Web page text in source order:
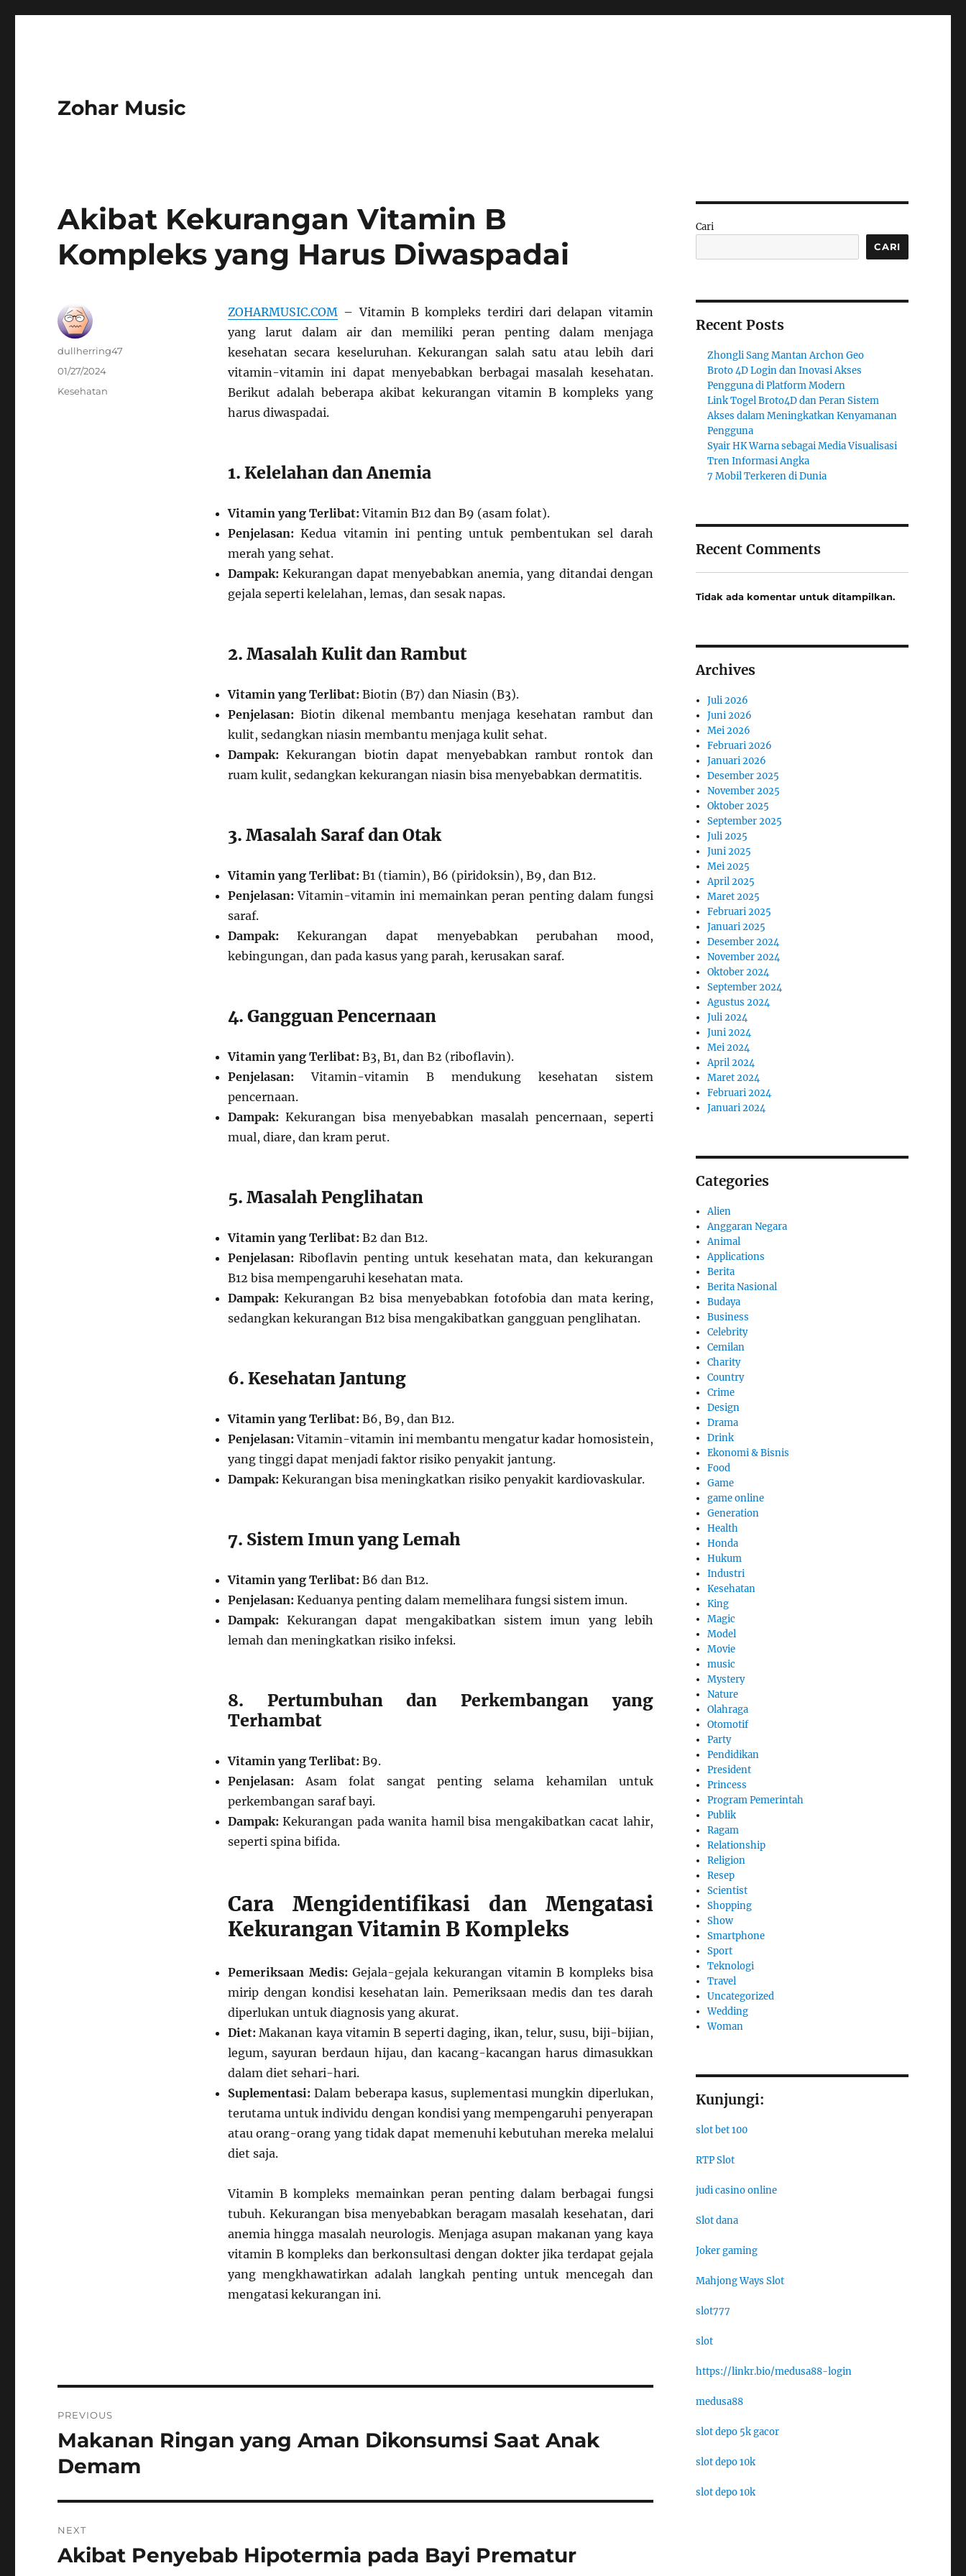
Zohar Music
Akibat Kekurangan Vitamin B
Kompleks yang Harus Diwaspadai
ZOHARMUSIC.COM– Vitamin B kompleks terdiri dari delapan vitamin
yang larut dalam air dan memiliki peran penting dalam menjaga
kesehatan secara keseluruhan. Kekurangan salah satu atau lebih dari
vitamin-vitamin ini dapat menyebabkan berbagai masalah kesehatan.
Berikut adalah beberapa akibat kekurangan vitamin B kompleks yang
harus diwaspadai.
1. Kelelahan dan Anemia
Vitamin yang Terlibat: Vitamin B12 dan B9 (asam folat).
Penjelasan: Kedua vitamin ini penting untuk pembentukan sel darah
merah yang sehat.
Dampak: Kekurangan dapat menyebabkan anemia, yang ditandai dengan
gejala seperti kelelahan, lemas, dan sesak napas.
2. Masalah Kulit dan Rambut
Vitamin yang Terlibat: Biotin (B7) dan Niasin (B3).
Penjelasan: Biotin dikenal membantu menjaga kesehatan rambut dan
kulit, sedangkan niasin membantu menjaga kulit sehat.
Dampak: Kekurangan biotin dapat menyebabkan rambut rontok dan
ruam kulit, sedangkan kekurangan niasin bisa menyebabkan dermatitis.
3. Masalah Saraf dan Otak
Vitamin yang Terlibat: B1 (tiamin), B6 (piridoksin), B9, dan B12.
Penjelasan: Vitamin-vitamin ini memainkan peran penting dalam fungsi
saraf.
Dampak: Kekurangan dapat menyebabkan perubahan mood,
kebingungan, dan pada kasus yang parah, kerusakan saraf.
4. Gangguan Pencernaan
Vitamin yang Terlibat: B3, B1, dan B2 (riboflavin).
Penjelasan: Vitamin-vitamin B mendukung kesehatan sistem
pencernaan.
Dampak: Kekurangan bisa menyebabkan masalah pencernaan, seperti
mual, diare, dan kram perut.
5. Masalah Penglihatan
Vitamin yang Terlibat: B2 dan B12.
Penjelasan: Riboflavin penting untuk kesehatan mata, dan kekurangan
B12 bisa mempengaruhi kesehatan mata.
Dampak: Kekurangan B2 bisa menyebabkan fotofobia dan mata kering,
sedangkan kekurangan B12 bisa mengakibatkan gangguan penglihatan.
6. Kesehatan Jantung
Vitamin yang Terlibat: B6, B9, dan B12.
Penjelasan: Vitamin-vitamin ini membantu mengatur kadar homosistein,
yang tinggi dapat menjadi faktor risiko penyakit jantung.
Dampak: Kekurangan bisa meningkatkan risiko penyakit kardiovaskular.
7. Sistem Imun yang Lemah
Vitamin yang Terlibat: B6 dan B12.
Penjelasan: Keduanya penting dalam memelihara fungsi sistem imun.
Dampak: Kekurangan dapat mengakibatkan sistem imun yang lebih
lemah dan meningkatkan risiko infeksi.
8. Pertumbuhan dan Perkembangan yang
Terhambat
Vitamin yang Terlibat: B9.
Penjelasan: Asam folat sangat penting selama kehamilan untuk
perkembangan saraf bayi.
Dampak: Kekurangan pada wanita hamil bisa mengakibatkan cacat lahir,
seperti spina bifida.
Cara Mengidentifikasi dan Mengatasi
Kekurangan Vitamin B Kompleks
Pemeriksaan Medis: Gejala-gejala kekurangan vitamin B kompleks bisa
mirip dengan kondisi kesehatan lain. Pemeriksaan medis dan tes darah
diperlukan untuk diagnosis yang akurat.
Diet: Makanan kaya vitamin B seperti daging, ikan, telur, susu, biji-bijian,
legum, sayuran berdaun hijau, dan kacang-kacangan harus dimasukkan
dalam diet sehari-hari.
Suplementasi: Dalam beberapa kasus, suplementasi mungkin diperlukan,
terutama untuk individu dengan kondisi yang mempengaruhi penyerapan
atau orang-orang yang tidak dapat memenuhi kebutuhan mereka melalui
diet saja.
Vitamin B kompleks memainkan peran penting dalam berbagai fungsi
tubuh. Kekurangan bisa menyebabkan beragam masalah kesehatan, dari
anemia hingga masalah neurologis. Menjaga asupan makanan yang kaya
vitamin B kompleks dan berkonsultasi dengan dokter jika terdapat gejala
yang mengkhawatirkan adalah langkah penting untuk mencegah dan
mengatasi kekurangan ini.
Author
dullherring47
Posted
01/27/2024
Categories
Kesehatan
pos
PREVIOUS
Previous
post:
Makanan Ringan yang Aman Dikonsumsi Saat Anak
Demam
NEXT
Next
Akibat Penyebab Hipotermia pada Bayi Prematur
Cari
CARI
Recent Posts
Zhongli Sang Mantan Archon Geo
Broto 4D Login dan Inovasi Akses
Pengguna di Platform Modern
Link Togel Broto4D dan Peran Sistem
Akses dalam Meningkatkan Kenyamanan
Pengguna
Syair HK Warna sebagai Media Visualisasi
Tren Informasi Angka
7 Mobil Terkeren di Dunia
Recent Comments
Tidak ada komentar untuk ditampilkan.
Archives
Juli 2026
Juni 2026
Mei 2026
Februari 2026
Januari 2026
Desember 2025
November 2025
Oktober 2025
September 2025
Juli 2025
Juni 2025
Mei 2025
April 2025
Maret 2025
Februari 2025
Januari 2025
Desember 2024
November 2024
Oktober 2024
September 2024
Agustus 2024
Juli 2024
Juni 2024
Mei 2024
April 2024
Maret 2024
Februari 2024
Januari 2024
Categories
Alien
Anggaran Negara
Animal
Applications
Berita
Berita Nasional
Budaya
Business
Celebrity
Cemilan
Charity
Country
Crime
Design
Drama
Drink
Ekonomi & Bisnis
Food
Game
game online
Generation
Health
Honda
Hukum
Industri
Kesehatan
King
Magic
Model
Movie
music
Mystery
Nature
Olahraga
Otomotif
Party
Pendidikan
President
Princess
Program Pemerintah
Publik
Ragam
Relationship
Religion
Resep
Scientist
Shopping
Show
Smartphone
Sport
Teknologi
Travel
Uncategorized
Wedding
Woman
Kunjungi:
slot bet 100
RTP Slot
judi casino online
Slot dana
Joker gaming
Mahjong Ways Slot
slot777
slot
https://linkr.bio/medusa88-login
medusa88
slot depo 5k gacor
slot depo 10k
slot depo 10k